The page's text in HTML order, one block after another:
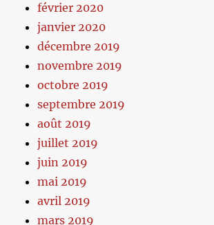
février 2020
janvier 2020
décembre 2019
novembre 2019
octobre 2019
septembre 2019
août 2019
juillet 2019
juin 2019
mai 2019
avril 2019
mars 2019